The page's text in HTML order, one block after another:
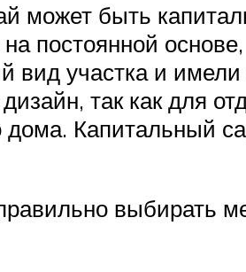
может быть
постоянной
участка и
так как для
Капитальный
выбирать